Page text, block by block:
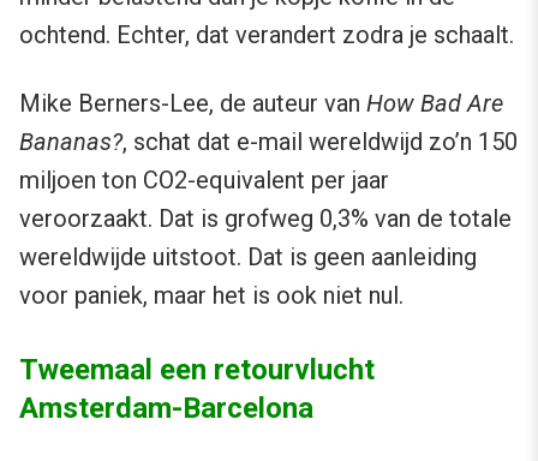
ochtend. Echter, dat verandert zodra je schaalt.
Mike Berners-Lee, de auteur van How Bad Are
Bananas?, schat dat e-mail wereldwijd zo’n 150
miljoen ton CO2-equivalent per jaar
veroorzaakt. Dat is grofweg 0,3% van de totale
wereldwijde uitstoot. Dat is geen aanleiding
voor paniek, maar het is ook niet nul.
Tweemaal een retourvlucht
Amsterdam-Barcelona